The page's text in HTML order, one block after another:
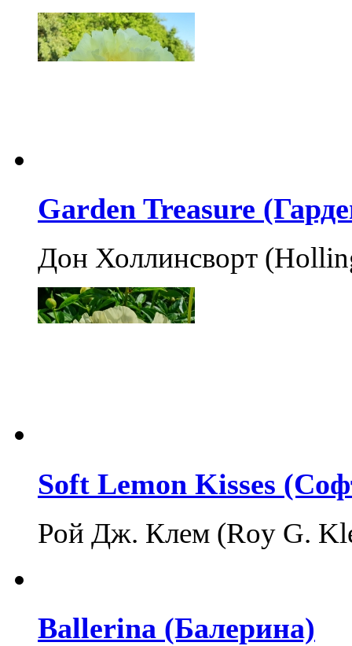
Garden Treasure
Дон Холлинсворт
Soft Lemon Kisses
Рой Дж. Клем (Roy G.
Ballerina (Балерина)